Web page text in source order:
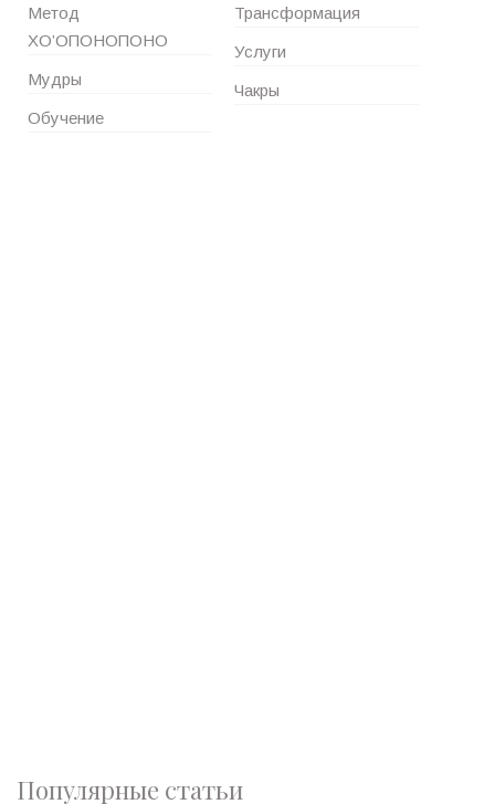
Метод
ХО’ОПОНОПОНО
Мудры
Обучение
Трансформация
Услуги
Чакры
Популярные статьи